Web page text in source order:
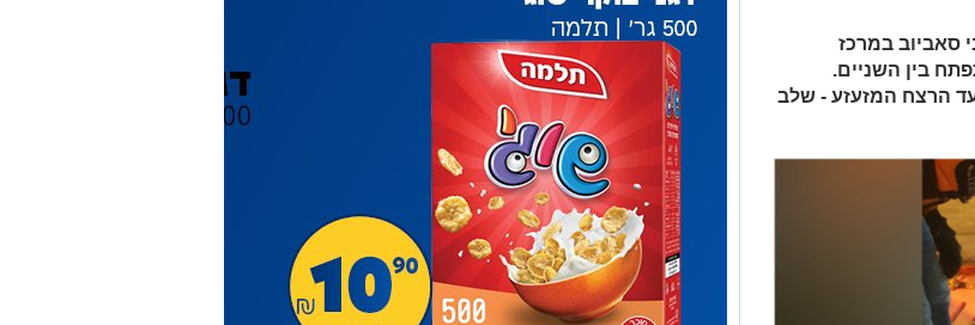
סאביוב במרכז
בין השניים.
הרצח המזעזע - שלב